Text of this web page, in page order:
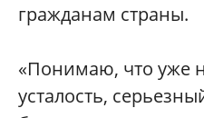
гражданам страны.
«Понимаю, что уже
усталость,